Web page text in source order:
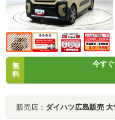
無
料
今す
販売店： ダイハツ広島販売 大